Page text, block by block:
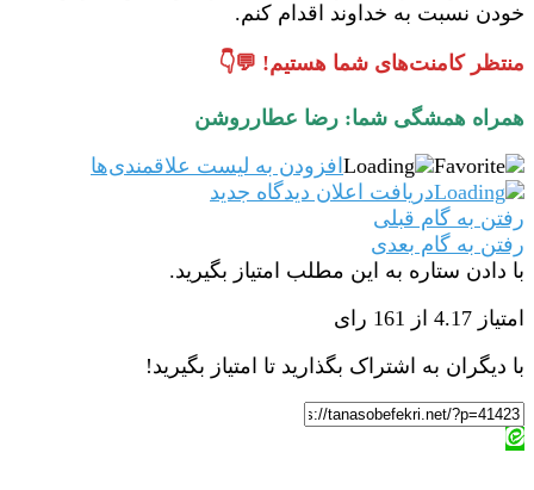
خودن نسبت به خداوند اقدام کنم.
منتظر کامنت‌های شما هستیم! 💬👇
همراه همشگی شما: رضا عطارروشن
افزودن به لیست علاقمندی‌ها
دریافت اعلان دیدگاه‌ جدید
رفتن به گام قبلی
رفتن به گام بعدی
با دادن ستاره به این مطلب امتیاز بگیرید.
امتیاز 4.17 از 161 رای
با دیگران به اشتراک بگذارید تا امتیاز بگیرید!